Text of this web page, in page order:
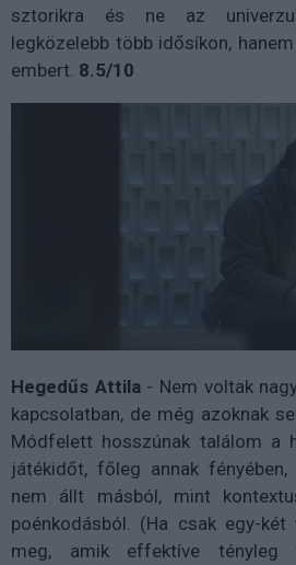
sztorikra és ne az
legközelebb több idősíkon,
embert. 8.5/10
Hegedűs Attila- Nem voltak
kapcsolatban, de még azoknak
Módfelett hosszúnak találom a
játékidőt, főleg annak
nem állt másból, mint
poénkodásból. (Ha csak egy-
meg, amik effektíve tényleg